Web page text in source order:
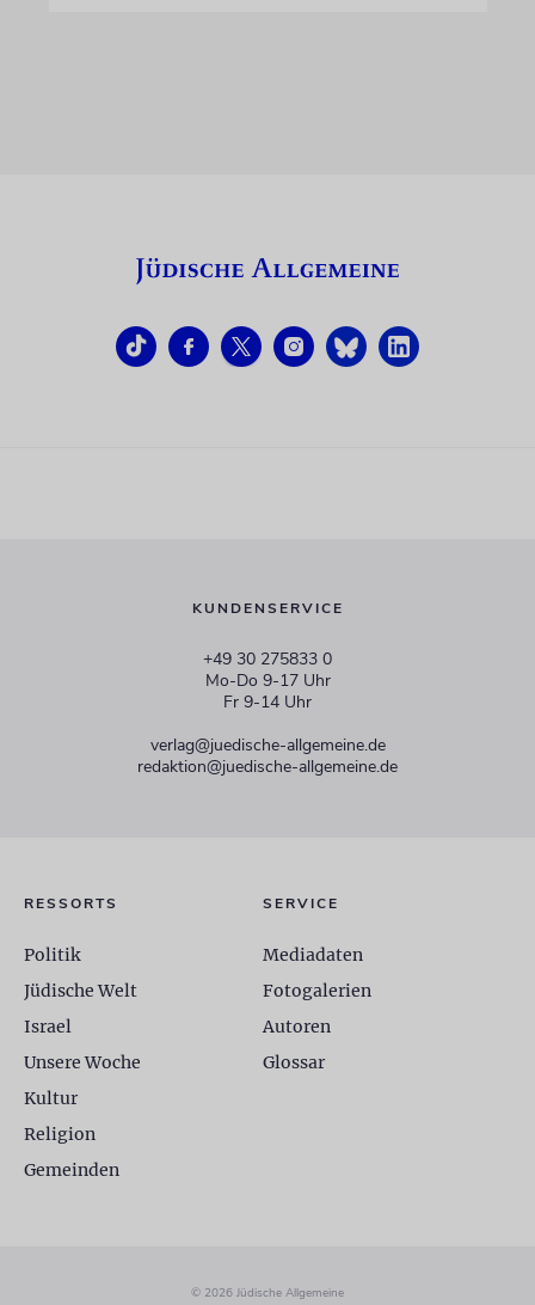
KUNDENSERVICE
+49 30 275833 0
Mo-Do 9-17 Uhr
Fr 9-14 Uhr
verlag@juedische-allgemeine.de
redaktion@juedische-allgemeine.de
RESSORTS
Politik
Jüdische Welt
Israel
Unsere Woche
Kultur
Religion
Gemeinden
SERVICE
Mediadaten
Fotogalerien
Autoren
Glossar
© 2026 Jüdische Allgemeine